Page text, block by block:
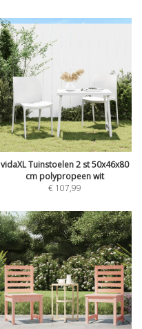
vidaXL Tuinstoelen 2 st 50x46x80
cm polypropeen wit
€ 107,99